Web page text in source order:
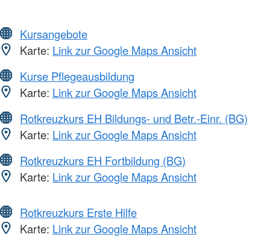
Kursangebote
Karte: Link zur Google Maps Ansicht
Kurse Pflegeausbildung
Karte: Link zur Google Maps Ansicht
Rotkreuzkurs EH Bildungs- und Betr.-Einr. (BG)
Karte: Link zur Google Maps Ansicht
Rotkreuzkurs EH Fortbildung (BG)
Karte: Link zur Google Maps Ansicht
Rotkreuzkurs Erste Hilfe
Karte: Link zur Google Maps Ansicht